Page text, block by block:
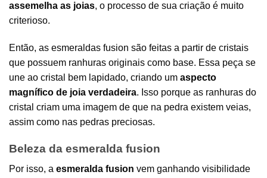
assemelha as joias, o processo de sua criação é muito
criterioso.
Então, as esmeraldas fusion são feitas a partir de cristais
que possuem ranhuras originais como base. Essa peça se
une ao cristal bem lapidado, criando um aspecto
magnífico de joia verdadeira. Isso porque as ranhuras do
cristal criam uma imagem de que na pedra existem veias,
assim como nas pedras preciosas.
Beleza da esmeralda fusion
Por isso, a esmeralda fusion vem ganhando visibilidade